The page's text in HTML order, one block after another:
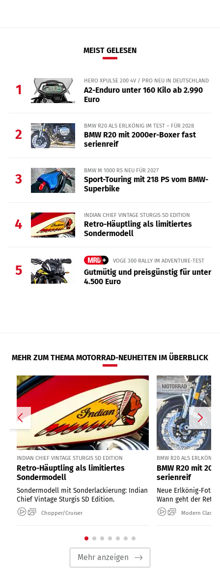
MEIST GELESEN
1
HERO XPULSE 200 4V / PRO NEU IN DEUTSCHLAND
A2-Enduro unter 160 Kilo ab 2.990
Euro
2
BMW R20 ALS ERLKÖNIG IM TEST – FÜR 2028
BMW R20 mit 2000er-Boxer fast
serienreif
3
BMW M 1000 RS NEU FÜR 2027
Sport-Touring mit 218 PS vom BMW-
Superbike
4
INDIAN CHIEF VINTAGE STURGIS SD EDITION
Retro-Häuptling als limitiertes
Sondermodell
5
VOGE 300 RALLY IM ADVENTURE-TEST
Gutmütig und preisgünstig für unter
4.500 Euro
MEHR ZUM THEMA MOTORRAD-NEUHEITEN IM ÜBERBLICK
INDIAN CHIEF VINTAGE STURGIS SD EDITION
Retro-Häuptling als limitiertes
Sondermodell
Sondermodell mit Sonderlackierung: Indian
Chief Vintage Sturgis SD Edition.
Chopper/Cruiser
BMW R20 ALS ERLKÖNIG
BMW R20 mit
serienreif
Neue Erlkönig-Fotos
Wann geht der
Modern Classic
Mehr anzeigen